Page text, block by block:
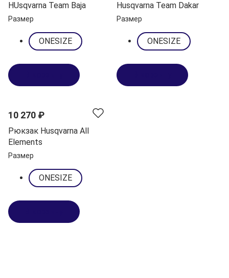
HUsqvarna Team Baja
Размер
ONESIZE
Husqvarna Team Dakar
Размер
ONESIZE
10 270 ₽
Рюкзак Husqvarna All
Elements
Размер
ONESIZE